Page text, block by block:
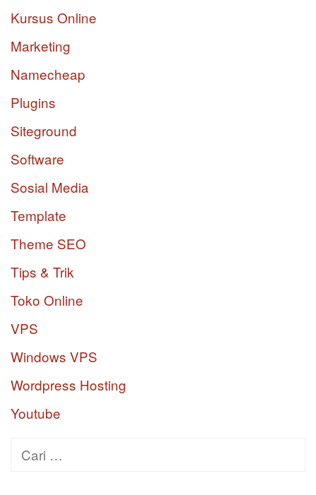
Kursus Online
Marketing
Namecheap
Plugins
Siteground
Software
Sosial Media
Template
Theme SEO
Tips & Trik
Toko Online
VPS
Windows VPS
Wordpress Hosting
Youtube
Cari